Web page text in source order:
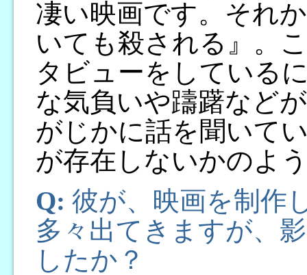
凄い映画です。それ
いても殺される』。
タビューをしている
な気負いや躊躇など
がじかに話を聞いて
が存在しないかのよ
Q: 彼が、映画を制作
多々出てきますが、
したか？